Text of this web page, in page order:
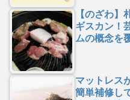
【のざわ
ギスカン！
ムの概念を
マットレス
簡単補修し